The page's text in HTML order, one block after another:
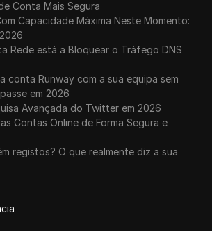
Conta Mais Segura
Capacidade Máxima Neste Momento:
Rede está a Bloquear o Tráfego DNS
conta Runway com a sua equipa sem
em 2026
Avançada do Twitter em 2026
Contas Online de Forma Segura e
registos? O que realmente diz a sua